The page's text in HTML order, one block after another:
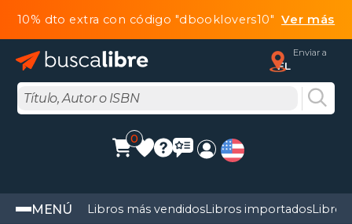
10% dto extra con código "dbooklovers10"Ver más
Enviar a
FL
0
MENÚ Libros más vendidosLibros importadosLibros